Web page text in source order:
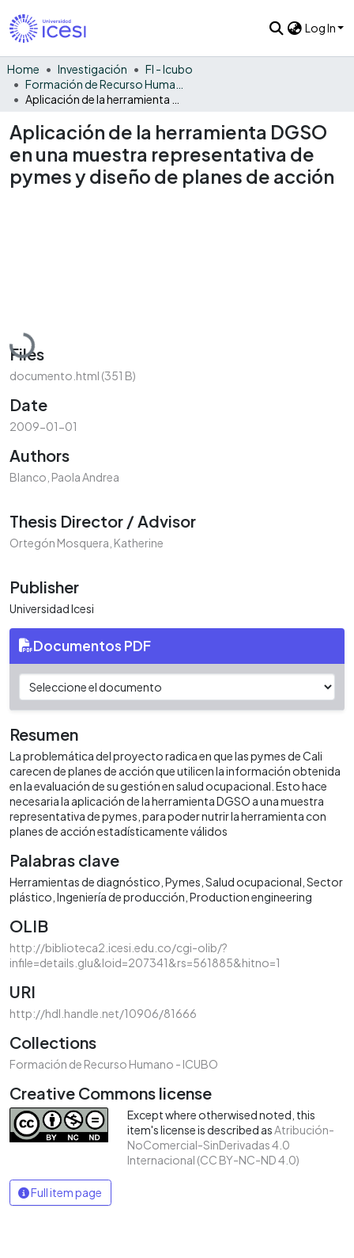
Log In
Home Investigación
FI - Icubo
Aplicación de la herramienta DGSO
en una muestra representativa de
pymes y diseño de planes de acción
Loading...
Files
documento.html (351 B)
Date
2009-01-01
Authors
Blanco, Paola Andrea
Thesis Director / Advisor
Ortegón Mosquera, Katherine
Publisher
Universidad Icesi
Documentos PDF
Resumen
La problemática del proyecto radica en que las pymes de Cali
carecen de planes de acción que utilicen la información obtenida
en la evaluación de su gestión en salud ocupacional. Esto hace
necesaria la aplicación de la herramienta DGSO a una muestra
representativa de pymes, para poder nutrir la herramienta con
planes de acción estadísticamente válidos
Palabras clave
Herramientas de diagnóstico Pymes Salud ocupacional Sector
plástico Ingeniería de producción Production engineering
OLIB
http://biblioteca2.icesi.edu.co/cgi-olib/?
infile=details.glu&loid=207341&rs=561885&hitno=1
URI
http://hdl.handle.net/10906/81666
Collections
Formación de Recurso Humano - ICUBO
Creative Commons license
Except where otherwised noted, this
item's license is described asAtribución-
NoComercial-SinDerivadas 4.0
Internacional (CC BY-NC-ND 4.0)
Full item page